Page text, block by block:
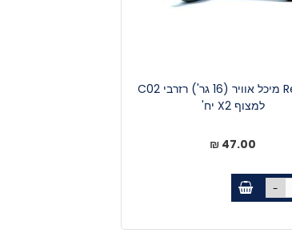
Restube מיכל אוויר (16 גר') רזרבי C02
למצוף X2 יח'
47.00 ₪
-